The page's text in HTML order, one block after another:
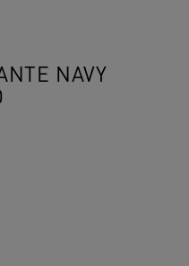
NAVY